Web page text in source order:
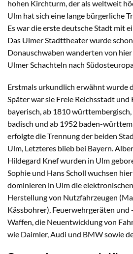
hohen Kirchturm, der als weltweit
Ulm hat sich eine lange bürgerliche
Es war die erste deutsche Stadt mit
Das Ulmer Stadttheater wurde
Donauschwaben wanderten von
Ulmer Schachteln nach
Erstmals urkundlich erwähnt wurde
Später war sie Freie Reichsstadt und
bayerisch, ab 1810
badisch und ab 1952 baden-
erfolgte die Trennung der beiden
Ulm, Letzteres blieb bei Bayern.
Hildegard Knef wurden in Ulm
Sophie und Hans Scholl wuchsen
dominieren in Ulm die
Herstellung von Nutzfahrzeugen
Kässbohrer), Feuerwehrgeräten und
Waffen, die Neuentwicklung von
wie Daimler, Audi und BMW sowie